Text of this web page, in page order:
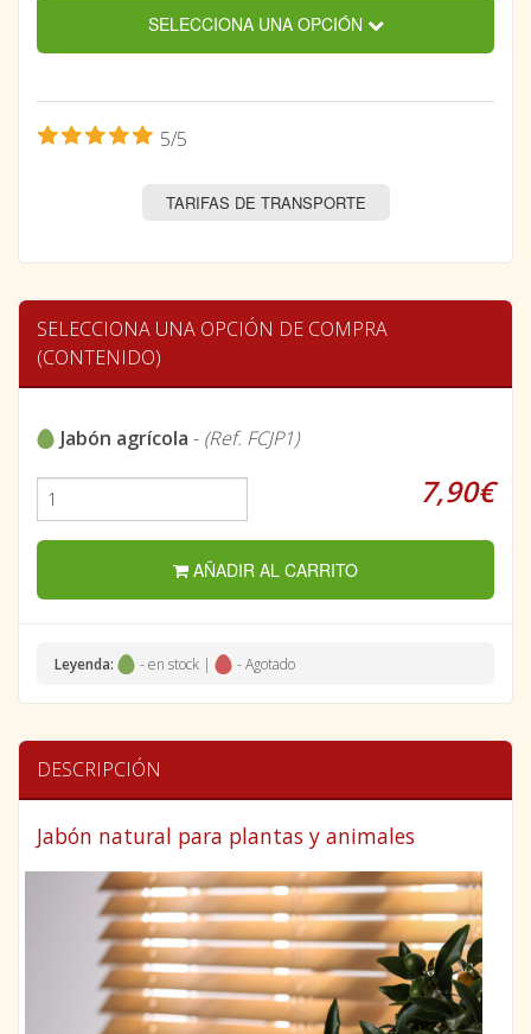
SELECCIONA UNA OPCIÓN
5/5
TARIFAS DE TRANSPORTE
SELECCIONA UNA OPCIÓN DE COMPRA
(CONTENIDO)
Jabón agrícola - (Ref. FCJP1)
7,90€
AÑADIR AL CARRITO
Leyenda: - en stock | - Agotado
DESCRIPCIÓN
Jabón natural para plantas y animales